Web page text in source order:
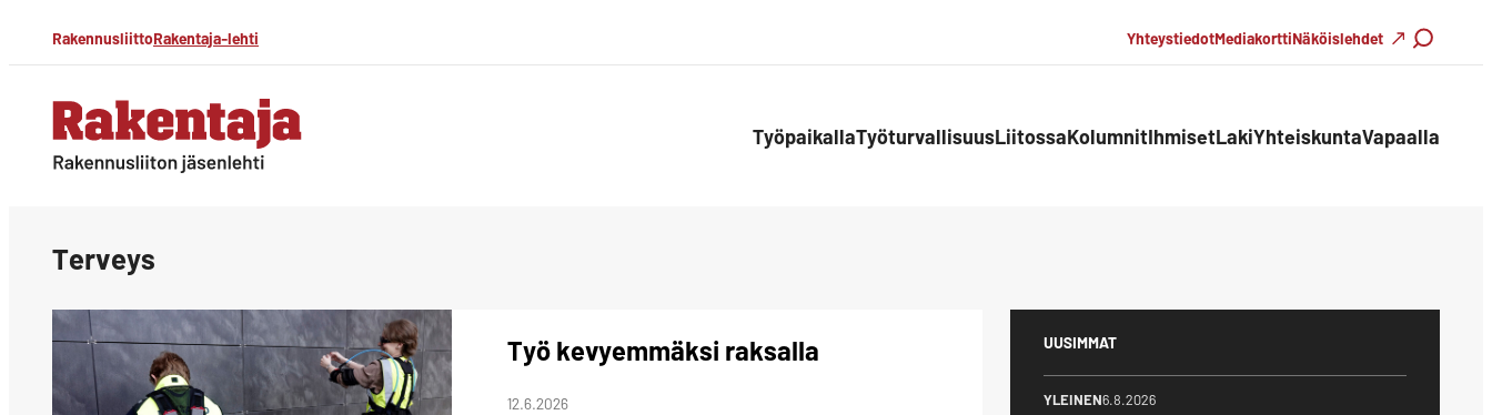
Siirry
suoraan
sisältöön
RakennusliittoRakentaja-lehti YhteystiedotMediakorttiNäköislehdet
Haku
Rakentaja-lehti TyöpaikallaTyöturvallisuusLiitossaKolumnitIhmisetLakiYhteiskuntaVapaalla
Terveys
Työ kevyemmäksi raksalla
12.6.2026
UUSIMMAT
YLEINEN6.8.2026